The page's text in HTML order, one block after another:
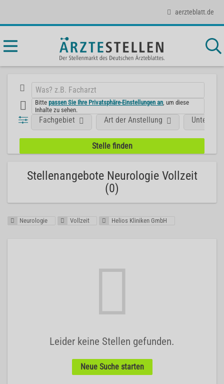
aerzteblatt.de
Bittepassen Sie Ihre Privatsphäre-Einstellungen an , um diese
Inhalte zu sehen.
Fachgebiet Art der Anstellung
Stellenangebote Neurologie Vollzeit
(0)
Neurologie Vollzeit Helios Kliniken GmbH
Leider keine Stellen gefunden.
Neue Suche starten